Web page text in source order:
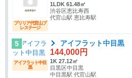
ブリリア代官山プ
レステージ
1LDK 61.48㎡
渋谷区恵比寿西
代官山駅 恵比寿駅
5
アイフラット中目
黒
アイフラット中目黒
144,000円
1K 27.12㎡
目黒区中目黒
中目黒駅 代官山駅